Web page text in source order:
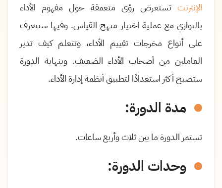
الإنترنت تستعرض رؤى متعمقة حول مفهوم الأداء
بالتوازي مع عملية اختيار منهج القياس. وفيها ستتعرف
على أنواع مخرجات تقييم الأداء، وتتعلم كيف تدير
العاملين من أصحاب الأداء الضعيف. وبنهاية الدورة
ستصبح أكثر استعدادًا لتطبيق أنظمة إدارة الأداء.
مدة الدورة:
تستمر الدورة ما بين ثلاث وأربع ساعات.
وحدات الدورة: